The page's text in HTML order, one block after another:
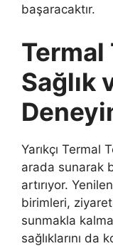
başaracaktır.
Termal
Sağlık
Yarıkçı Termal
arada sunarak
artırıyor.
birimleri,
sunmakla
sağlıklarını da